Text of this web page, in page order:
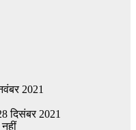
2021
दिसंबर 2021